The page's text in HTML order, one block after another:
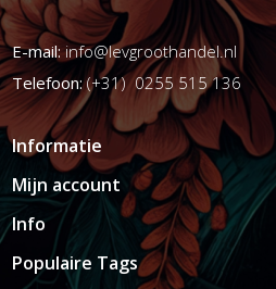
E-mail:info@levgroothandel.nl
Telefoon:(+31) 0255 515 136
Informatie
Mijn account
Info
Populaire Tags